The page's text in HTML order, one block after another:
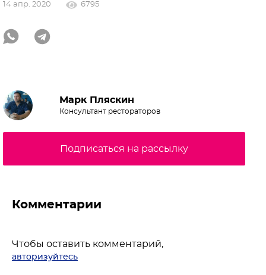
14 апр. 2020 6795
Марк Пляскин
Консультант рестораторов
Подписаться на рассылку
Комментарии
Чтобы оставить комментарий,
авторизуйтесь